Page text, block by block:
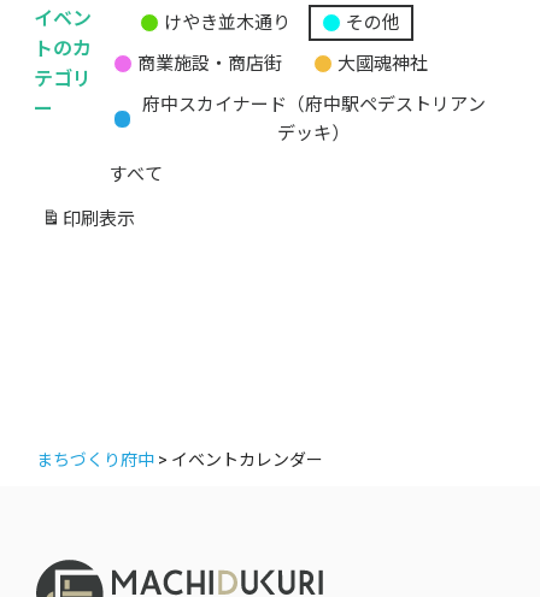
イベン
トのカ
テゴリ
ー
題
カ
ゴ
リ
けやき並木通り
その他
商業施設・商店街
大國魂神社
府中スカイナード（府中駅ペデストリアン
デッキ）
すべて
印刷 表示
まちづくり府中 > イベントカレンダー